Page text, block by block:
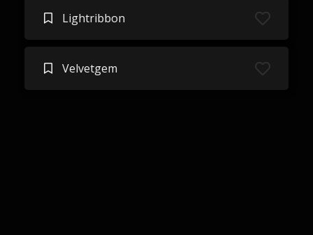
Lightribbon
Velvetgem